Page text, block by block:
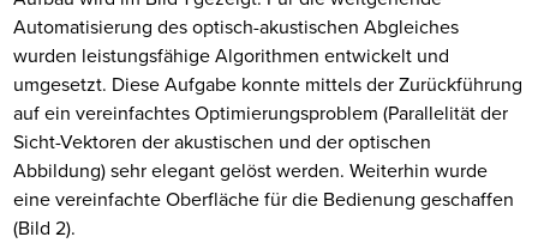
Automatisierung des optisch-akustischen Abgleiches
wurden leistungsfähige Algorithmen entwickelt und
umgesetzt. Diese Aufgabe konnte mittels der Zurückführung
auf ein vereinfachtes Optimierungsproblem (Parallelität der
Sicht-Vektoren der akustischen und der optischen
Abbildung) sehr elegant gelöst werden. Weiterhin wurde
eine vereinfachte Oberfläche für die Bedienung geschaffen
(Bild 2).